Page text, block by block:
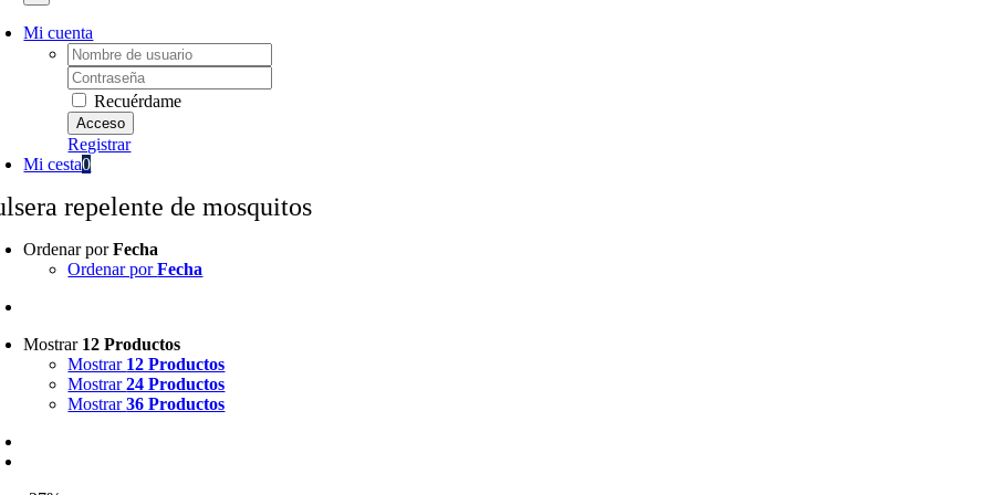
Mi cuenta
Username:
Password:
Recuérdame
Registrar
Mi cesta0
repelente de mosquitos
Ordenar porFecha
Ordenar porFecha
Mostrar 12 Productos
Mostrar 12 Productos
Mostrar24 Productos
Mostrar36 Productos